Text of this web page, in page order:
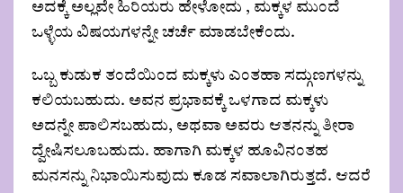
ಅದಕ್ಕೆ ಅಲ್ಲವೇ ಹಿರಿಯರು ಹೇಳೋದು , ಮಕ್ಕಳ ಮುಂದೆ
ಒಳ್ಳೆಯ ವಿಷಯಗಳನ್ನೇ ಚರ್ಚೆ ಮಾಡಬೇಕೆಂದು.
ಒಬ್ಬ ಕುಡುಕ ತಂದೆಯಿಂದ ಮಕ್ಕಳು ಎಂತಹಾ ಸದ್ಗುಣಗಳನ್ನು
ಕಲಿಯಬಹುದು. ಅವನ ಪ್ರಭಾವಕ್ಕೆ ಒಳಗಾದ ಮಕ್ಕಳು
ಅದನ್ನೇ ಪಾಲಿಸಬಹುದು, ಅಥವಾ ಅವರು ಆತನನ್ನು ತೀರಾ
ದ್ವೇಷಿಸಲೂಬಹುದು. ಹಾಗಾಗಿ ಮಕ್ಕಳ ಹೂವಿನಂತಹ
ಮನಸನ್ನು ನಿಭಾಯಿಸುವುದು ಕೂಡ ಸವಾಲಾಗಿರುತ್ತದೆ. ಆದರೆ